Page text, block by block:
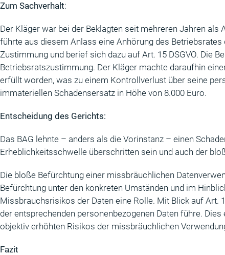
Zum Sachverhalt:
Der Kläger war bei der Beklagten seit mehreren Jahren
führte aus diesem Anlass eine Anhörung des
Zustimmung und berief sich dazu auf Art. 15 DSGVO. Die
Betriebsratszustimmung. Der Kläger machte daraufhin
erfüllt worden, was zu einem Kontrollverlust über seine
immateriellen Schadensersatz in Höhe von 8.000 Euro.
Entscheidung des Gerichts:
Das BAG lehnte – anders als die Vorinstanz – einen
Erheblichkeitsschwelle überschritten sein und auch der
Die bloße Befürchtung einer missbräuchlichen
Befürchtung unter den konkreten Umständen und im
Missbrauchsrisikos der Daten eine Rolle. Mit Blick auf Art.
der entsprechenden personenbezogenen Daten führe.
objektiv erhöhten Risikos der missbräuchlichen
Fazit